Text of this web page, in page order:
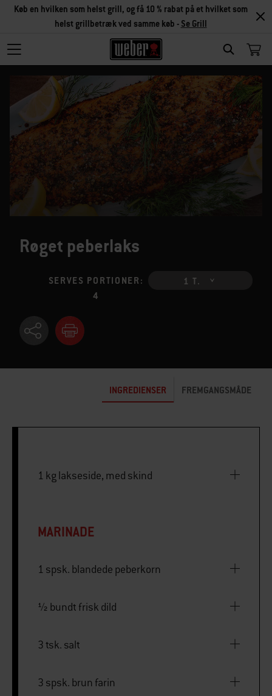
SEARCH
Køb en hvilken som helst grill, og få 10 % rabat på et hvilket som
helst grillbetræk ved samme køb - Se Grill
Røget peberlaks
SERVES PORTIONER:
4
1 T.
INGREDIENSER FREMGANGSMÅDE
1 kg lakseside, med skind
MARINADE
1 spsk. blandede peberkorn
½ bundt frisk dild
3 tsk. salt
3 spsk. brun farin